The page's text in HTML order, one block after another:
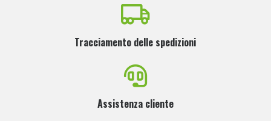
Tracciamento delle spedizioni
Assistenza cliente